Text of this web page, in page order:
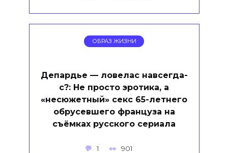
ОБРАЗ ЖИЗНИ
Депардье — ловелас навсегда-
с?: Не просто эротика, а
«несюжетный» секс 65-летнего
обрусевшего француза на
съёмках русского сериала
1 901